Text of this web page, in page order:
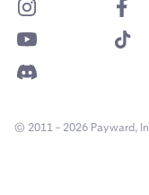
© 2011 - 2026 Payward,